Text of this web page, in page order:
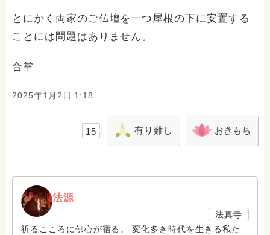
とにかく両家のご仏壇を一つ屋根の下に安置する
ことには問題はありません。
合掌
2025年1月2日 1:18
15 有り難し おきもち
法源
法真寺
祈るこころに佛心が宿る。 変化多き時代を生きる私た